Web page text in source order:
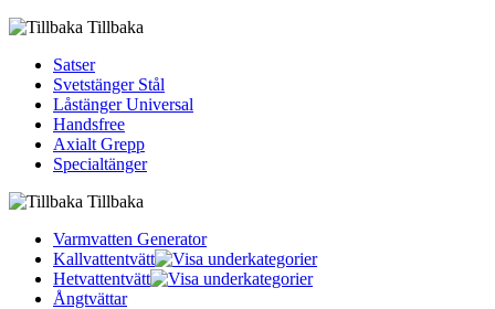
Tillbaka
Satser
Svetstänger Stål
Låstänger Universal
Handsfree
Axialt Grepp
Specialtänger
Tillbaka
Varmvatten Generator
Kallvattentvätt
Hetvattentvätt
Ångtvättar